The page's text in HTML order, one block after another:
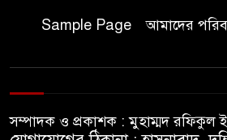
মেসির বাবা
Sample Page আমাদের
সম্পাদক ও প্রকাশক : মুহাম্মদ রফিকুল